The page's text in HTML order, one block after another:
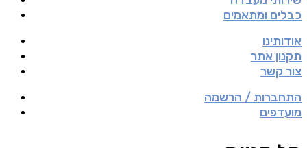
כבלים ומתאמים
אודותינו
תקנון אתר
צור קשר
התחברות / הרשמה
מועדפים